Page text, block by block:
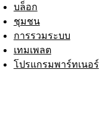
บล็อก
ชุมชน
การรวมระบบ
เทมเพลต
โปรแกรมพาร์ทเนอร์